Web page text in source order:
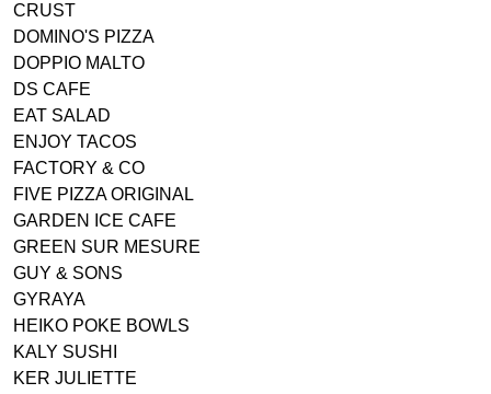
CRUST
DOMINO'S PIZZA
DOPPIO MALTO
DS CAFE
EAT SALAD
ENJOY TACOS
FACTORY & CO
FIVE PIZZA ORIGINAL
GARDEN ICE CAFE
GREEN SUR MESURE
GUY & SONS
GYRAYA
HEIKO POKE BOWLS
KALY SUSHI
KER JULIETTE